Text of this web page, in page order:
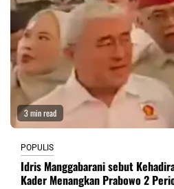
3 min read
POPULIS
Idris Manggabarani sebut
Kader Menangkan Prabowo 2